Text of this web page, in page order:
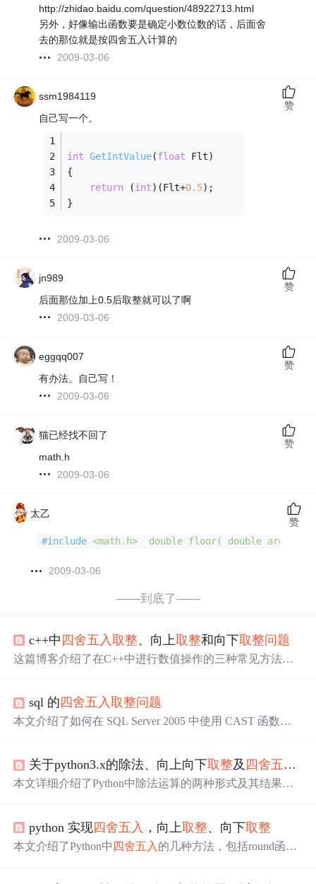
http://zhidao.baidu.com/question/48922713.html
另外，好像输出函数要是确定小数位数的话，后面舍
去的那位就是按四舍五入计算的
2009-03-06
ssm1984119
自己写一个。
int GetIntValue(float Flt)
{
return (int)(Flt+0.5);
}
2009-03-06
赞
jn989
后面那位加上0.5后取整就可以了啊
2009-03-06
赞
eggqq007
有办法。自己写！
2009-03-06
赞
猫已经找不回了
math.h
2009-03-06
赞
太乙
#include <math.h>
  double floor( double arg );
2009-03-06
赞
——到底了——
c++中 四舍五入取整、向上取整和向下取整问题
这篇博客介绍了在C++中进行数值操作的三种常见方法：
过浮点数加0.5再转换为int类型的简单
sql 的 四舍五入取整问题
本文介绍了如何在 SQL Server 2005 中使用 CAST 函数将
制。关于python3.x的除法、向上向下取整及 四舍五入
本文详细介绍了Python中除法运算的两种形式及其结果类
的使用。
python 实现四舍五入 ，向上取整、向下取整
本文介绍了Python中 四舍五入 的几种方法，包括round函数